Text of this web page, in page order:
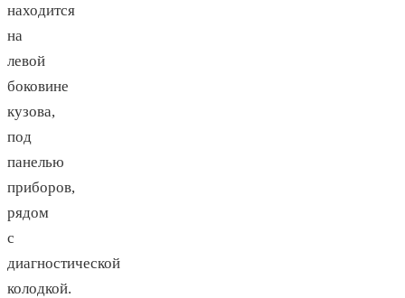
находится
на
левой
боковине
кузова,
под
панелью
приборов,
рядом
с
диагностической
колодкой.